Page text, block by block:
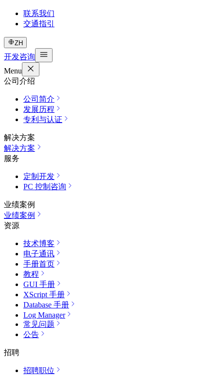
联系我们
交通指引
ZH
开发咨询
Menu
公司介绍
公司简介
发展历程
专利与认证
解决方案
解决方案
服务
定制开发
PC 控制咨询
业绩案例
业绩案例
资源
技术博客
电子通讯
手册首页
教程
GUI 手册
XScript 手册
Database 手册
Log Manager
常见问题
公告
招聘
招聘职位